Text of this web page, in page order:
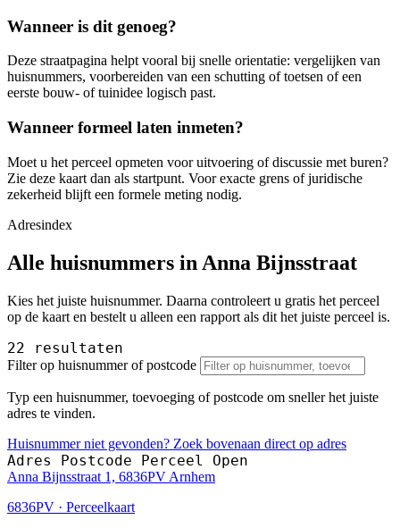
Wanneer is dit genoeg?
Deze straatpagina helpt vooral bij snelle orientatie: vergelijken van
huisnummers, voorbereiden van een schutting of toetsen of een
eerste bouw- of tuinidee logisch past.
Wanneer formeel laten inmeten?
Moet u het perceel opmeten voor uitvoering of discussie met buren?
Zie deze kaart dan als startpunt. Voor exacte grens of juridische
zekerheid blijft een formele meting nodig.
Adresindex
Alle huisnummers in Anna Bijnsstraat
Kies het juiste huisnummer. Daarna controleert u gratis het perceel
op de kaart en bestelt u alleen een rapport als dit het juiste perceel is.
22 resultaten
Filter op huisnummer of postcode
Typ een huisnummer, toevoeging of postcode om sneller het juiste
adres te vinden.
Huisnummer niet gevonden? Zoek bovenaan direct op adres
Adres Postcode Perceel Open
Anna Bijnsstraat 1, 6836PV Arnhem
6836PV · Perceelkaart